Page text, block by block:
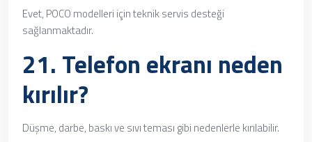
Evet, POCO modelleri için teknik servis desteği
sağlanmaktadır.
21. Telefon ekranı neden
kırılır?
Düşme, darbe, baskı ve sıvı teması gibi nedenlerle kırılabilir.